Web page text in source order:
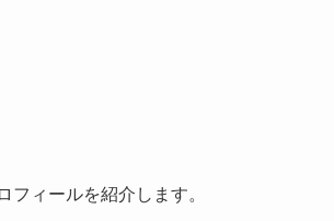
ィールを紹介します。